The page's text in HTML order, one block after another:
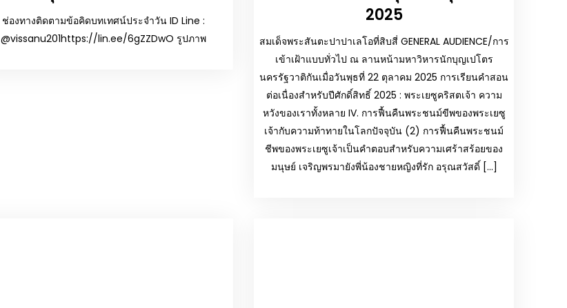
ช่องทางติดตามข้อคิดบทเทศน์ประจำวัน ID Line :
@vissanu201https://lin.ee/6gZZDwO รูปภาพ
2025
สมเด็จพระสันตะปาปาเลโอที่สิบสี่ GENERAL AUDIENCE/การ
เข้าเฝ้าแบบทั่วไป ณ ลานหน้ามหาวิหารนักบุญเปโตร
นครรัฐวาติกันเมื่อวันพุธที่ 22 ตุลาคม 2025 การเรียนคำสอน
ต่อเนื่องสำหรับปีศักดิ์สิทธิ์ 2025 : พระเยซูคริสตเจ้า ความ
หวังของเราทั้งหลาย IV. การฟื้นคืนพระชนม์ขีพของพระเยซู
เจ้ากับความท้าทายในโลกปัจจุบัน (2) การฟื้นคืนพระชนม์
ชีพของพระเยซูเจ้าเป็นคำตอบสำหรับความเศร้าสร้อยของ
มนุษย์ เจริญพรมายังพี่น้องชายหญิงที่รัก อรุณสวัสดิ์ […]